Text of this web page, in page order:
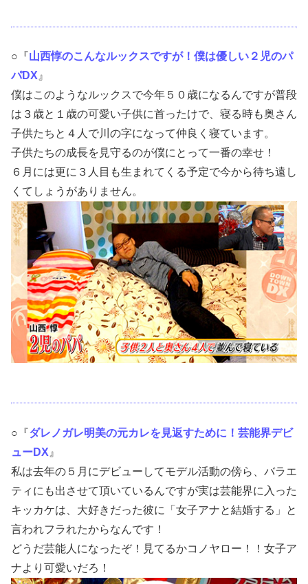
○『山西惇のこんなルックスですが！僕は優しい２児のパ
パDX』
僕はこのようなルックスで今年５０歳になるんですが普段
は３歳と１歳の可愛い子供に首ったけで、寝る時も奥さん
子供たちと４人で川の字になって仲良く寝ています。
子供たちの成長を見守るのが僕にとって一番の幸せ！
６月には更に３人目も生まれてくる予定で今から待ち遠し
くてしょうがありません。
○『ダレノガレ明美の元カレを見返すために！芸能界デビ
ューDX 』
私は去年の５月にデビューしてモデル活動の傍ら、バラエ
ティにも出させて頂いているんですが実は芸能界に入った
キッカケは、大好きだった彼に「女子アナと結婚する」と
言われフラれたからなんです！
どうだ芸能人になったぞ！見てるかコノヤロー！！女子ア
ナより可愛いだろ！